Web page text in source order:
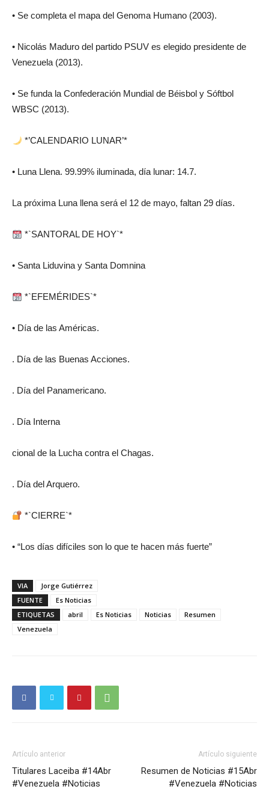
• Se completa el mapa del Genoma Humano (2003).
• Nicolás Maduro del partido PSUV es elegido presidente de
Venezuela (2013).
• Se funda la Confederación Mundial de Béisbol y Sóftbol
WBSC (2013).
*’CALENDARIO LUNAR’*
• Luna Llena. 99.99% iluminada, día lunar: 14.7.
La próxima Luna llena será el 12 de mayo, faltan 29 días.
*`SANTORAL DE HOY`*
• Santa Liduvina y Santa Domnina
*`EFEMÉRIDES`*
• Día de las Américas.
. Día de las Buenas Acciones.
. Día del Panamericano.
. Día Interna
cional de la Lucha contra el Chagas.
. Día del Arquero.
*`CIERRE`*
• “Los días difíciles son lo que te hacen más fuerte”
VIA
Jorge Gutiérrez
FUENTE
Es Noticias
ETIQUETAS
abril Es Noticias Noticias
Resumen
Venezuela
Artículo anterior
Titulares Laceiba #14Abr
#Venezuela #Noticias
Artículo siguiente
Resumen de Noticias #15Abr
#Venezuela #Noticias